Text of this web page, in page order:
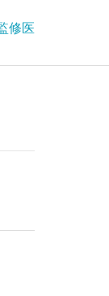
修医